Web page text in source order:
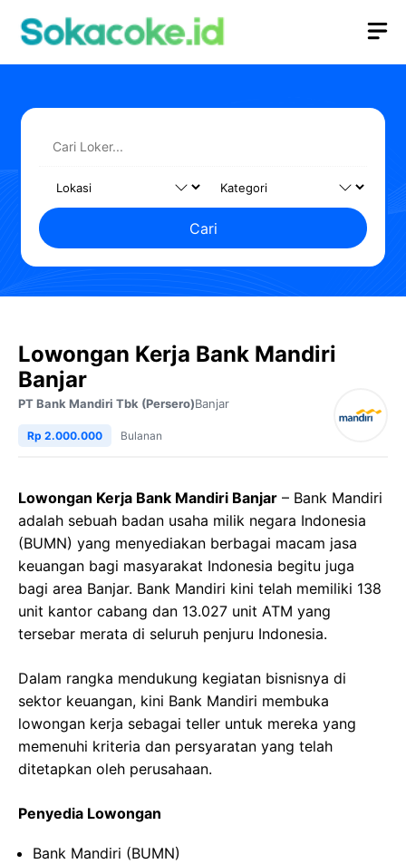
Cari
Lowongan Kerja Bank Mandiri
Banjar
PT Bank Mandiri Tbk (Persero)Banjar
Rp 2.000.000 Bulanan
Lowongan Kerja Bank Mandiri Banjar – Bank Mandiri
adalah sebuah badan usaha milik negara Indonesia
(BUMN) yang menyediakan berbagai macam jasa
keuangan bagi masyarakat Indonesia begitu juga
bagi area Banjar. Bank Mandiri kini telah memiliki 138
unit kantor cabang dan 13.027 unit ATM yang
tersebar merata di seluruh penjuru Indonesia.
Dalam rangka mendukung kegiatan bisnisnya di
sektor keuangan, kini Bank Mandiri membuka
lowongan kerja sebagai teller untuk mereka yang
memenuhi kriteria dan persyaratan yang telah
ditetapkan oleh perusahaan.
Penyedia Lowongan
Bank Mandiri (BUMN)